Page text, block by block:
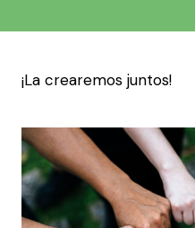
¡La crearemos juntos!